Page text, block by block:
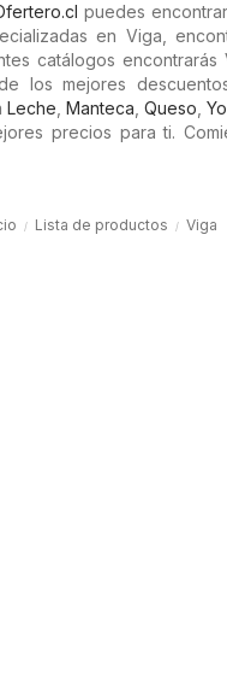
puedes
en Viga,
catálogos
los mejores
Leche Manteca Queso
precios para ti.
Lista de productos Viga